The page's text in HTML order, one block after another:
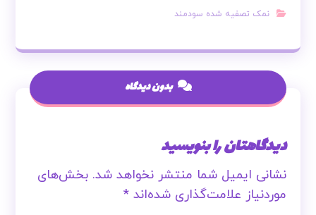
نمک تصفیه شده سودمند
بدون دیدگاه
دیدگاهتان را بنویسید
نشانی ایمیل شما منتشر نخواهد شد. بخش‌های
موردنیاز علامت‌گذاری شده‌اند*